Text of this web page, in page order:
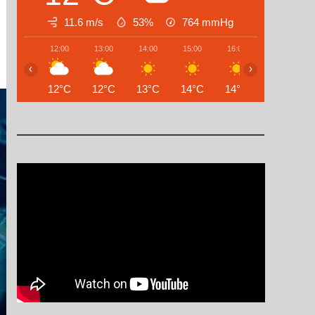
11.6 m/s 53% 764 mmHg
12:00
12°C
13:00
12°C
14:00
13°C
15:00
14°C
16:00
14°C
‹ ›